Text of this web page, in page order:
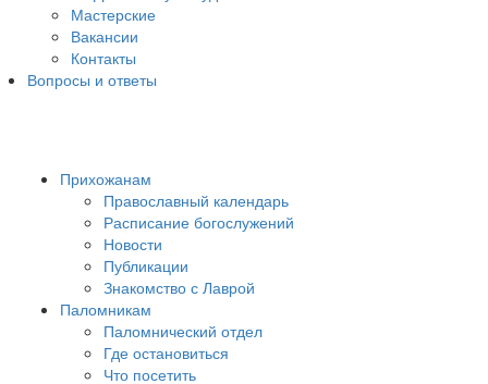
Мастерские
Вакансии
Контакты
Вопросы и ответы
Прихожанам
Православный календарь
Расписание богослужений
Новости
Публикации
Знакомство с Лаврой
Паломникам
Паломнический отдел
Где остановиться
Что посетить